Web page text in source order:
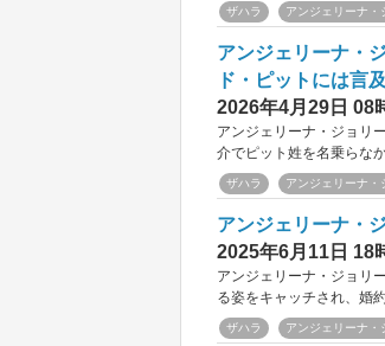
ザハラ アンジェリーナ・
アンジェリーナ・
ド・ピットには言
2026年4月29日 08
アンジェリーナ・ジョリ
介でピット姓を名乗らな
ザハラ アンジェリーナ・
アンジェリーナ・
2025年6月11日 18
アンジェリーナ・ジョリ
る姿をキャッチされ、婚
ザハラ アンジェリーナ・